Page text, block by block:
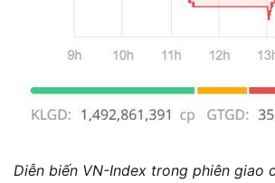
Diễn biến VN-Index trong phiên giao